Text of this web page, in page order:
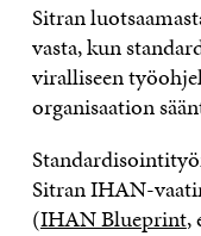
Sitran
vasta, kun
viralliseen
organisaation
Sitran IHAN-
(IHAN Blueprint,